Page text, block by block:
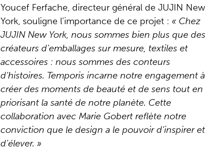
Youcef Ferfache, directeur général de JUJIN New
York, souligne l’importance de ce projet : « Chez
JUJIN New York, nous sommes bien plus que des
créateurs d’emballages sur mesure, textiles et
accessoires : nous sommes des conteurs
d’histoires. Temporis incarne notre engagement à
créer des moments de beauté et de sens tout en
priorisant la santé de notre planète. Cette
collaboration avec Marie Gobert reflète notre
conviction que le design a le pouvoir d’inspirer et
d’élever. »